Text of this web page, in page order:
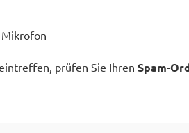
prüfen Sie Ihren Spam-